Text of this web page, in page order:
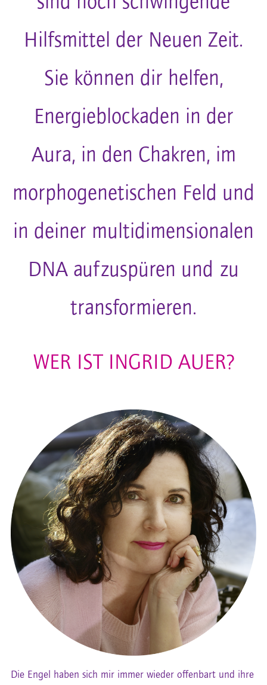
Hilfsmittel der Neuen Zeit.
Sie können dir helfen,
Energieblockaden in der
Aura, in den Chakren, im
morphogenetischen Feld und
in deiner multidimensionalen
DNA aufzuspüren und zu
transformieren.
WER IST INGRID AUER?
Die Engel haben sich mir immer wieder offenbart und ihre